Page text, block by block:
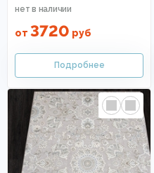
от 3720 руб